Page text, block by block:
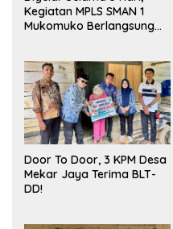
Kegiatan MPLS SMAN 1
Mukomuko Berlangsung
Door To Door, 3 KPM Desa
Mekar Jaya Terima BLT-
DD!